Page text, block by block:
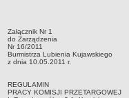
Zadania publiczne
Nieodpłatna Pomoc
Ochrona Danych
Burmistrz
/Paweł
Załącznik Nr 1
do Zarządzenia
Nr 16/2011
Burmistrza Lubienia Kujawskiego
z dnia 10.05.2011 r.
REGULAMIN
PRACY KOMISJI PRZETARGOWEJ